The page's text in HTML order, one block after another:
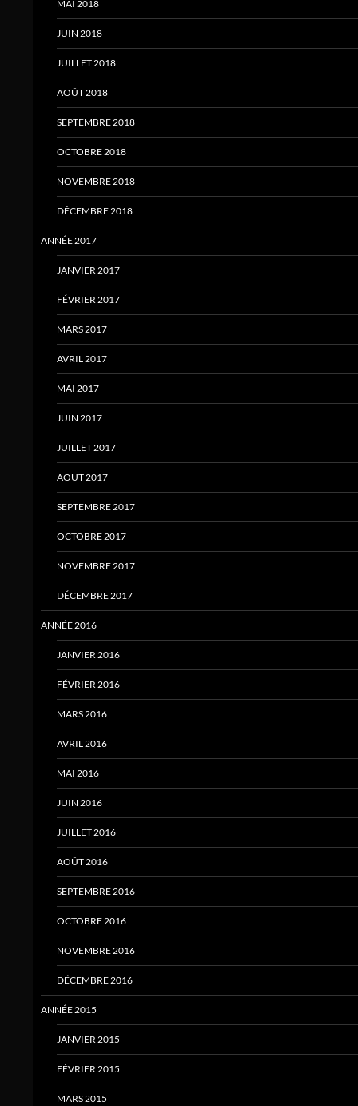
MAI 2018
JUIN 2018
JUILLET 2018
AOÛT 2018
SEPTEMBRE 2018
OCTOBRE 2018
NOVEMBRE 2018
DÉCEMBRE 2018
ANNÉE 2017
JANVIER 2017
FÉVRIER 2017
MARS 2017
AVRIL 2017
MAI 2017
JUIN 2017
JUILLET 2017
AOÛT 2017
SEPTEMBRE 2017
OCTOBRE 2017
NOVEMBRE 2017
DÉCEMBRE 2017
ANNÉE 2016
JANVIER 2016
FÉVRIER 2016
MARS 2016
AVRIL 2016
MAI 2016
JUIN 2016
JUILLET 2016
AOÛT 2016
SEPTEMBRE 2016
OCTOBRE 2016
NOVEMBRE 2016
DÉCEMBRE 2016
ANNÉE 2015
JANVIER 2015
FÉVRIER 2015
MARS 2015